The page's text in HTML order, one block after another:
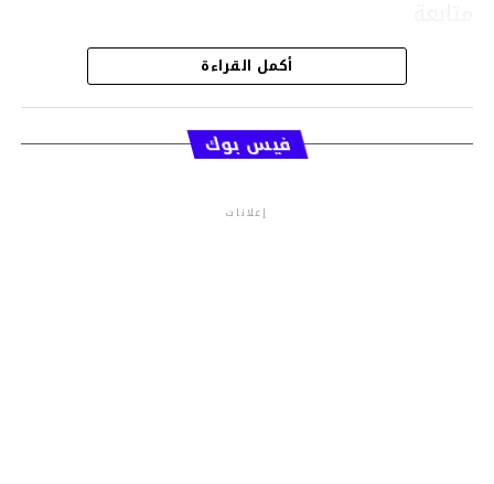
أكمل القراءة
فيس بوك
إعلانات